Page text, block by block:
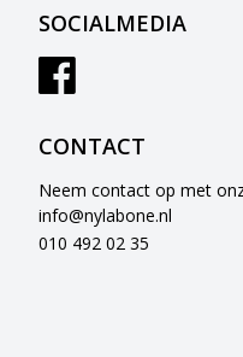
SOCIALMEDIA
CONTACT
Neem contact op met
info@nylabone.nl
010 492 02 35